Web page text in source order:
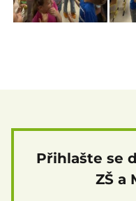
Přihlašte se
ZŠ a